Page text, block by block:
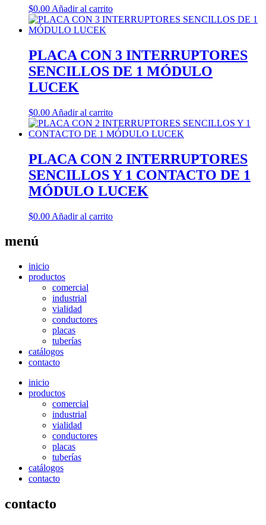
$0.00 Añadir al carrito
PLACA CON 3 INTERRUPTORES
SENCILLOS DE 1 MÓDULO
LUCEK
$0.00 Añadir al carrito
PLACA CON 2 INTERRUPTORES
SENCILLOS Y 1 CONTACTO DE 1
MÓDULO LUCEK
$0.00 Añadir al carrito
menú
inicio
productos
comercial
industrial
vialidad
conductores
placas
tuberías
catálogos
contacto
inicio
productos
comercial
industrial
vialidad
conductores
placas
tuberías
catálogos
contacto
contacto